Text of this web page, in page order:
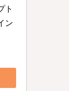
ト
ン